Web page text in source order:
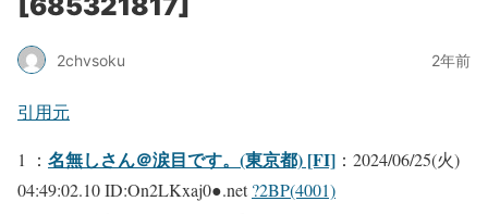
2chvsoku 2年前
引用元
1 ： 名無しさん＠涙目です。(東京都) [FI] ：2024/06/25(火)
04:49:02.10 ID:On2LKxaj0●.net?2BP(4001)